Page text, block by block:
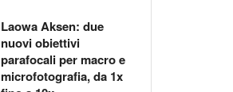
Laowa Aksen: due
nuovi obiettivi
parafocali per macro e
microfotografia, da 1x